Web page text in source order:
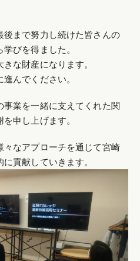
まで努力し続けた皆さんの
びを得ました。
な財産になります。
んでください。
業を一緒に支えてくれた関
申し上げます。
なアプローチを通じて宮崎
貢献していきます。